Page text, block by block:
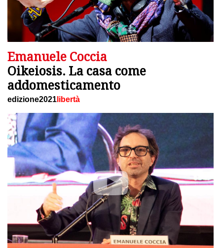
Emanuele Coccia
Oikeiosis. La casa come
addomesticamento
edizione2021 libertà